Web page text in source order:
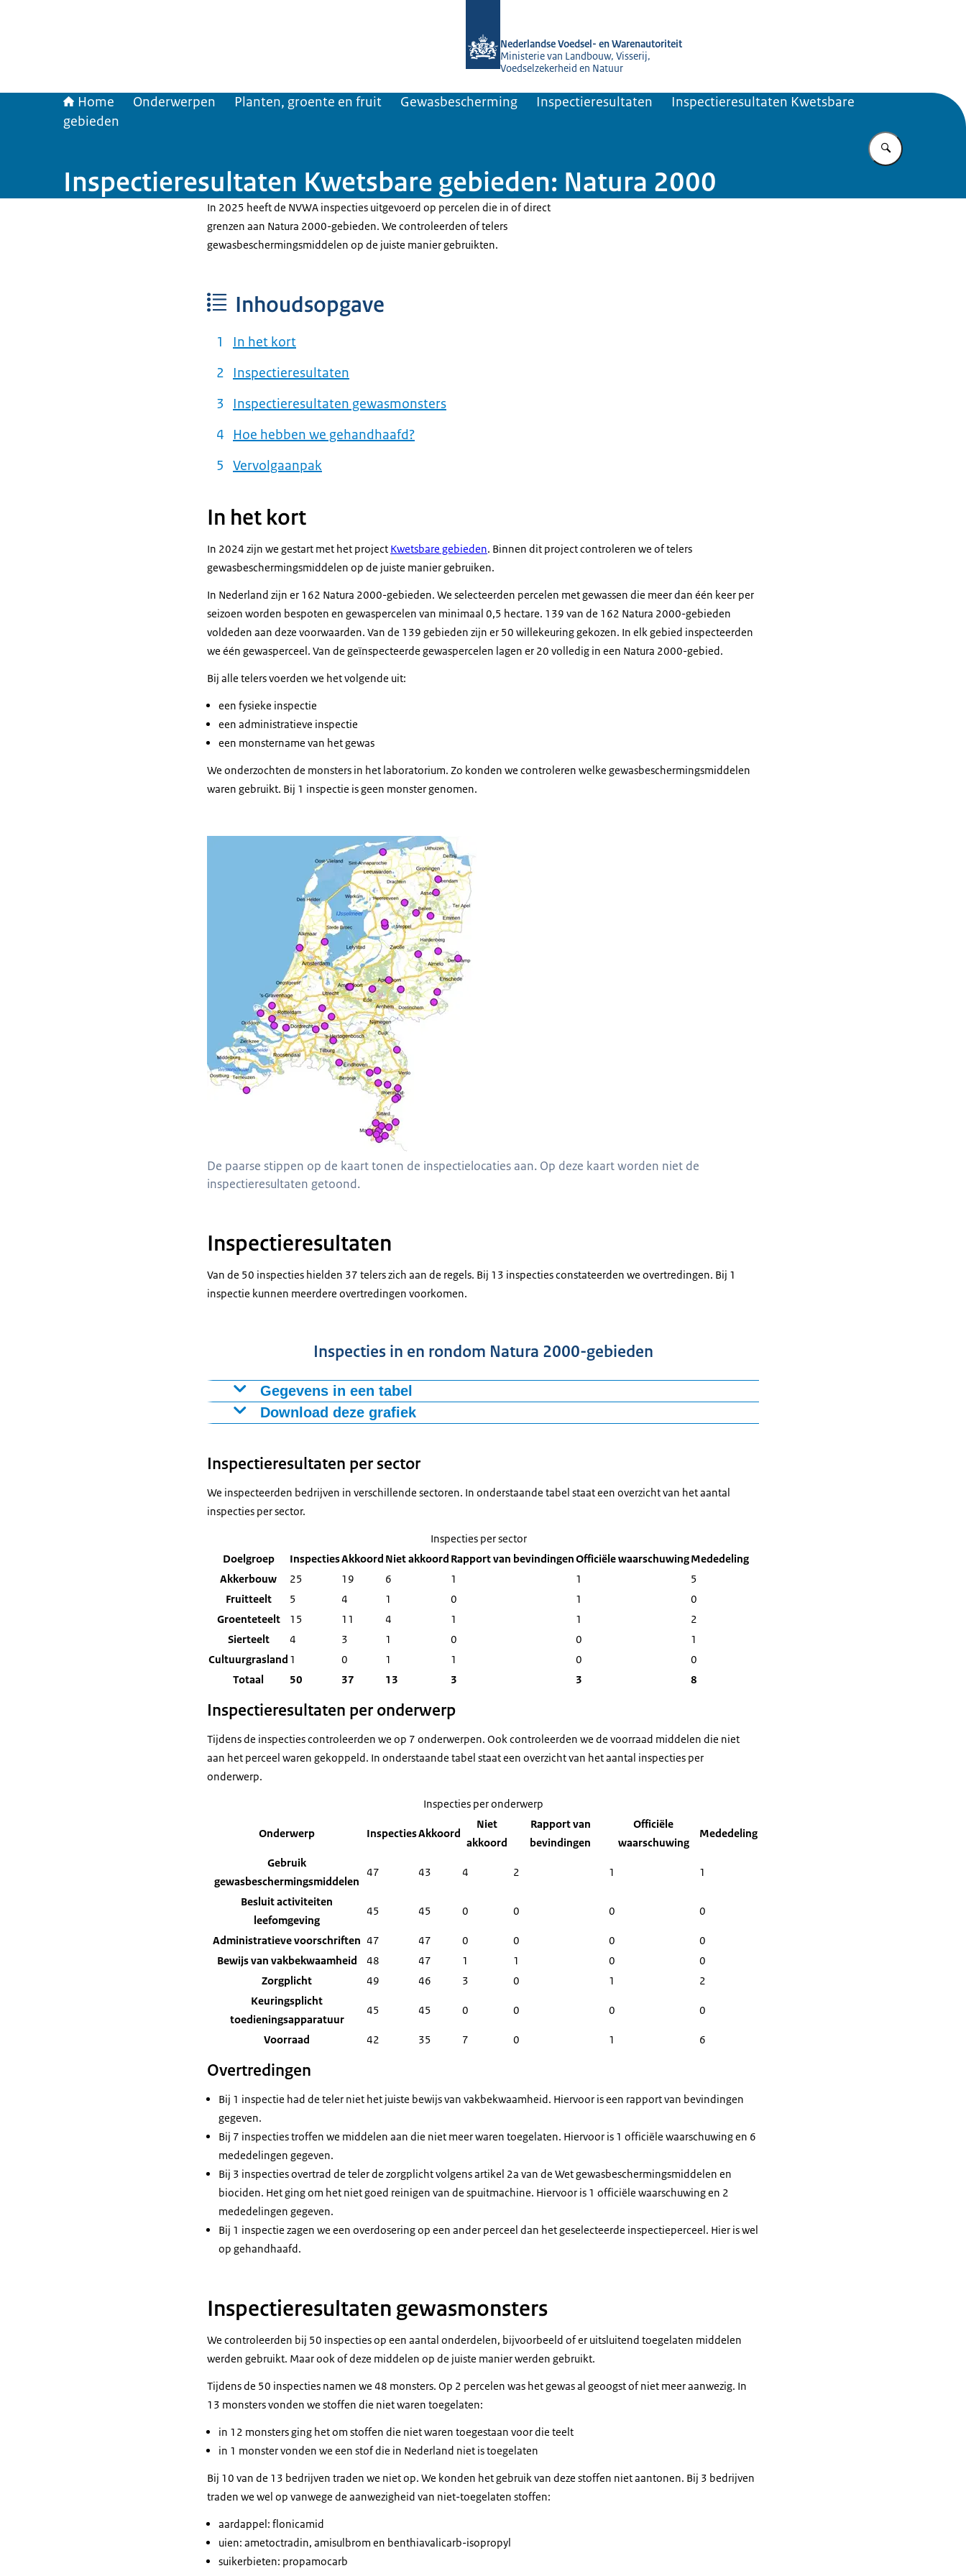
Nederlandse Voedsel- en Warenautoriteit
Ministerie van Landbouw, Visserij,
Voedselzekerheid en Natuur
Home Onderwerpen Planten, groente en fruit Gewasbescherming Inspectieresultaten
Inspectieresultaten Kwetsbare
gebieden
Inspectieresultaten Kwetsbare gebieden: Natura 2000
In 2025 heeft de NVWA inspecties uitgevoerd op percelen die in of direct
grenzen aan Natura 2000-gebieden. We controleerden of telers
gewasbeschermingsmiddelen op de juiste manier gebruikten.
Inhoudsopgave
In het kort
Inspectieresultaten
Inspectieresultaten gewasmonsters
Hoe hebben we gehandhaafd?
Vervolgaanpak
In het kort
In 2024 zijn we gestart met het project Kwetsbare gebieden. Binnen dit project controleren we of telers
gewasbeschermingsmiddelen op de juiste manier gebruiken.
In Nederland zijn er 162 Natura 2000-gebieden. We selecteerden percelen met gewassen die meer dan één keer per
seizoen worden bespoten en gewaspercelen van minimaal 0,5 hectare. 139 van de 162 Natura 2000-gebieden
voldeden aan deze voorwaarden. Van de 139 gebieden zijn er 50 willekeuring gekozen. In elk gebied inspecteerden
we één gewasperceel. Van de geïnspecteerde gewaspercelen lagen er 20 volledig in een Natura 2000-gebied.
Bij alle telers voerden we het volgende uit:
een fysieke inspectie
een administratieve inspectie
een monstername van het gewas
We onderzochten de monsters in het laboratorium. Zo konden we controleren welke gewasbeschermingsmiddelen
waren gebruikt. Bij 1 inspectie is geen monster genomen.
De paarse stippen op de kaart tonen de inspectielocaties aan. Op deze kaart worden niet de
inspectieresultaten getoond.
Inspectieresultaten
Van de 50 inspecties hielden 37 telers zich aan de regels. Bij 13 inspecties constateerden we overtredingen. Bij 1
inspectie kunnen meerdere overtredingen voorkomen.
Inspecties in en rondom Natura 2000-gebieden
Gegevens in een tabel
Niet akkoord, lichte overtreding (M)
Download deze grafiek
Download CSV-bestand
Inspectieresultaten per sector
We inspecteerden bedrijven in verschillende sectoren. In onderstaande tabel staat een overzicht van het aantal
inspecties per sector.
Inspecties per sector
Doelgroep
InspectiesAkkoord Niet akkoord Rapport van bevindingenOfficiële waarschuwingMededeling
Akkerbouw
25 19 6 1 1
5
Fruitteelt
5 4 1 0 1
0
Groenteteelt
15 11 4 1 1
2
Sierteelt
4 3 1 0 0
1
Cultuurgrasland 1 0 1 1 0
0
Totaal
50 37 13 3 3 8
Inspectieresultaten per onderwerp
Tijdens de inspecties controleerden we op 7 onderwerpen. Ook controleerden we de voorraad middelen die niet
aan het perceel waren gekoppeld. In onderstaande tabel staat een overzicht van het aantal inspecties per
onderwerp.
Inspecties per onderwerp
Onderwerp InspectiesAkkoord
Niet
akkoord
Rapport van
bevindingen
Officiële
waarschuwing
Mededeling
Gebruik
gewasbeschermingsmiddelen
47 43 4 2 1 1
Besluit activiteiten
leefomgeving
45 45 0 0 0 0
Administratieve voorschriften 47 47 0 0 0
0
Bewijs van vakbekwaamheid
48 47 1 1 0
0
Zorgplicht
49 46 3 0 1
2
Keuringsplicht
toedieningsapparatuur
45 45 0 0 0 0
Voorraad 42 35 7 0 1 6
Overtredingen
Bij 1 inspectie had de teler niet het juiste bewijs van vakbekwaamheid. Hiervoor is een rapport van bevindingen
gegeven.
Bij 7 inspecties troffen we middelen aan die niet meer waren toegelaten. Hiervoor is 1 officiële waarschuwing en 6
mededelingen gegeven.
Bij 3 inspecties overtrad de teler de zorgplicht volgens artikel 2a van de Wet gewasbeschermingsmiddelen en
biociden. Het ging om het niet goed reinigen van de spuitmachine. Hiervoor is 1 officiële waarschuwing en 2
mededelingen gegeven.
Bij 1 inspectie zagen we een overdosering op een ander perceel dan het geselecteerde inspectieperceel. Hier is wel
op gehandhaafd.
Inspectieresultaten gewasmonsters
We controleerden bij 50 inspecties op een aantal onderdelen, bijvoorbeeld of er uitsluitend toegelaten middelen
werden gebruikt. Maar ook of deze middelen op de juiste manier werden gebruikt.
Tijdens de 50 inspecties namen we 48 monsters. Op 2 percelen was het gewas al geoogst of niet meer aanwezig. In
13 monsters vonden we stoffen die niet waren toegelaten:
in 12 monsters ging het om stoffen die niet waren toegestaan voor die teelt
in 1 monster vonden we een stof die in Nederland niet is toegelaten
Bij 10 van de 13 bedrijven traden we niet op. We konden het gebruik van deze stoffen niet aantonen. Bij 3 bedrijven
traden we wel op vanwege de aanwezigheid van niet-toegelaten stoffen:
aardappel: flonicamid
uien: ametoctradin, amisulbrom en benthiavalicarb-isopropyl
suikerbieten: propamocarb